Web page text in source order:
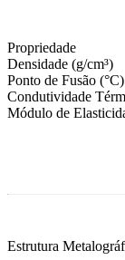
Propriedade
Densidade (g/cm³)
Ponto de Fusão (°C)
Condutividade
Módulo de
Estrutura